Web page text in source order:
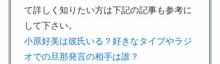
て詳しく知りたい方は下記の記事も参考に
して下さい。
小原好美は彼氏いる？好きなタイプやラジ
オでの旦那発言の相手は誰？